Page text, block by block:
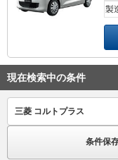
製
現在検索中の条件
三菱 コルトプラス
条件保